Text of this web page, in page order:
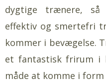
dygtige trænere,
effektiv og smertefri
kommer i bevægelse.
et fantastisk frirum i
måde at komme i